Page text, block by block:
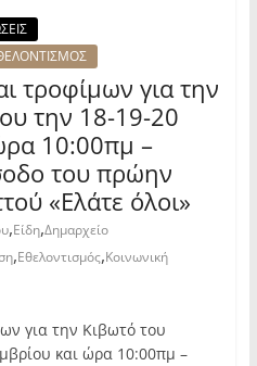
τροφίμων για την
την 18-19-20
10:00πμ –
του πρώην
«Ελάτε όλοι»
,Είδη,Δημαρχείο
,Εθελοντισμός,Κοινωνική
για την Κιβωτό του
και ώρα 10:00πμ –